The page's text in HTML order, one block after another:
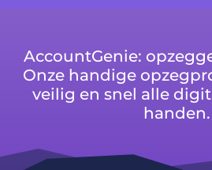
AccountGenie:
Onze handige
veilig en snel alle
handen.